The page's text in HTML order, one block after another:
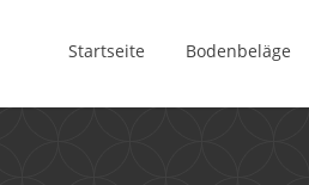
Startseite Bodenbeläge